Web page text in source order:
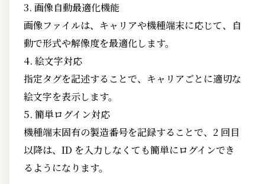
3. 画像自動最適化機能
画像ファイルは、キャリアや機種端末に応じて、自
動で形式や解像度を最適化します。
4. 絵文字対応
指定タグを記述することで、キャリアごとに適切な
絵文字を表示します。
5. 簡単ログイン対応
機種端末固有の製造番号を記録することで、2 回目
以降は、ID を入力しなくても簡単にログインでき
るようになります。